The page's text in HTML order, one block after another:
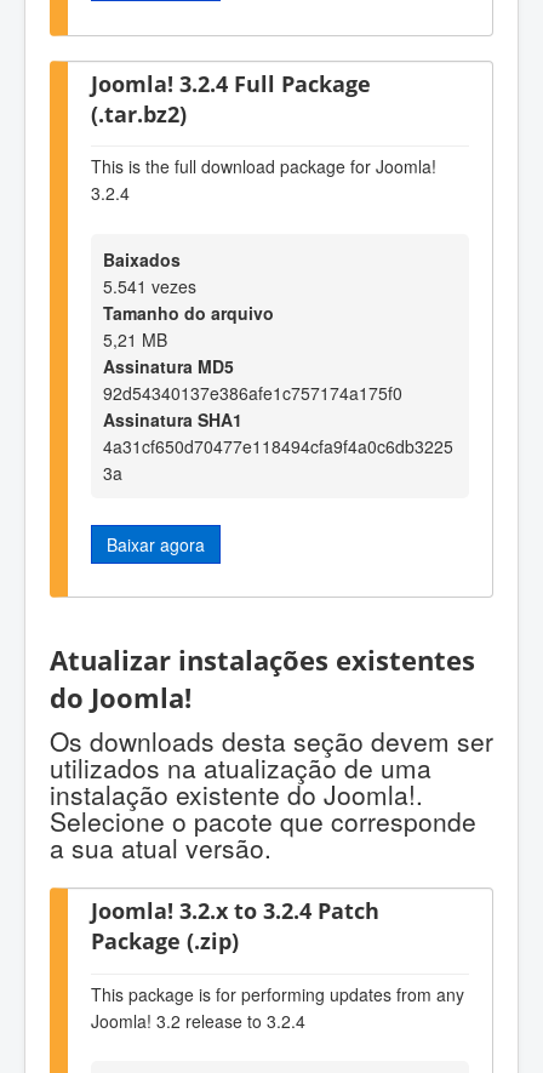
Joomla! 3.2.4 Full Package
(.tar.bz2)
This is the full download package for Joomla!
3.2.4
Baixados
5.541 vezes
Tamanho do arquivo
5,21 MB
Assinatura MD5
92d54340137e386afe1c757174a175f0
Assinatura SHA1
4a31cf650d70477e118494cfa9f4a0c6db3225
3a
Baixar agora
Atualizar instalações existentes
do Joomla!
Os downloads desta seção devem ser
utilizados na atualização de uma
instalação existente do Joomla!.
Selecione o pacote que corresponde
a sua atual versão.
Joomla! 3.2.x to 3.2.4 Patch
Package (.zip)
This package is for performing updates from any
Joomla! 3.2 release to 3.2.4